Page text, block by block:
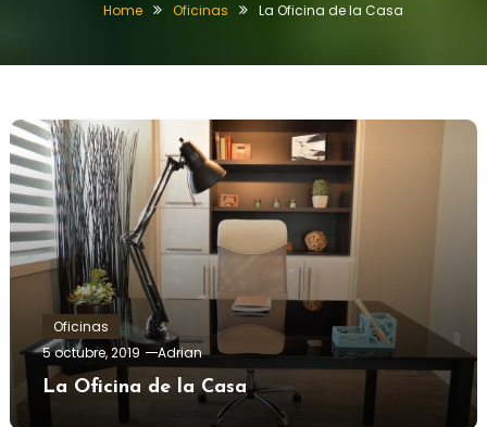
Home Oficinas La Oficina de la Casa
Oficinas
5 octubre, 2019
Adrian
La Oficina de la Casa